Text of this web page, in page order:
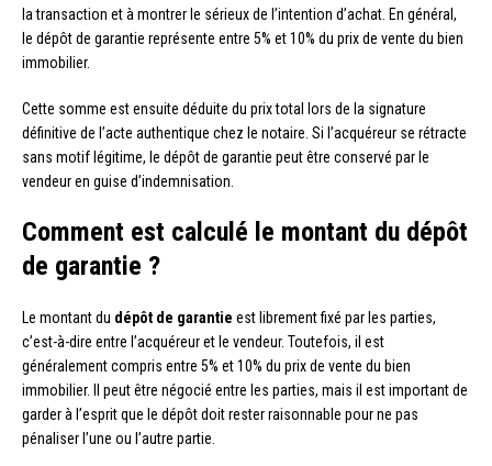
la transaction et à montrer le sérieux de l’intention d’achat. En général,
le dépôt de garantie représente entre 5% et 10% du prix de vente du bien
immobilier.
Cette somme est ensuite déduite du prix total lors de la signature
définitive de l’acte authentique chez le notaire. Si l’acquéreur se rétracte
sans motif légitime, le dépôt de garantie peut être conservé par le
vendeur en guise d’indemnisation.
Comment est calculé le montant du dépôt
de garantie ?
Le montant du dépôt de garantie est librement fixé par les parties,
c’est-à-dire entre l’acquéreur et le vendeur. Toutefois, il est
généralement compris entre 5% et 10% du prix de vente du bien
immobilier. Il peut être négocié entre les parties, mais il est important de
garder à l’esprit que le dépôt doit rester raisonnable pour ne pas
pénaliser l’une ou l’autre partie.